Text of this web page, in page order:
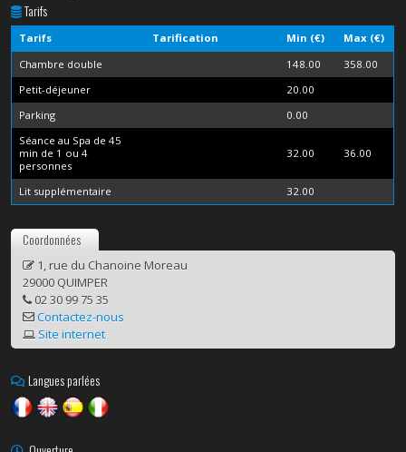
Tarifs
Tarifs Tarification Min (€)
Max (€)
Chambre double
148.00
358.00
Petit-déjeuner
20.00
Parking
0.00
Séance au Spa de 45
min de 1 ou 4
personnes
32.00 36.00
Lit supplémentaire 32.00
Coordonnées
1, rue du Chanoine Moreau
29000 QUIMPER
02 30 99 75 35
Contactez-nous
Site internet
Langues parlées